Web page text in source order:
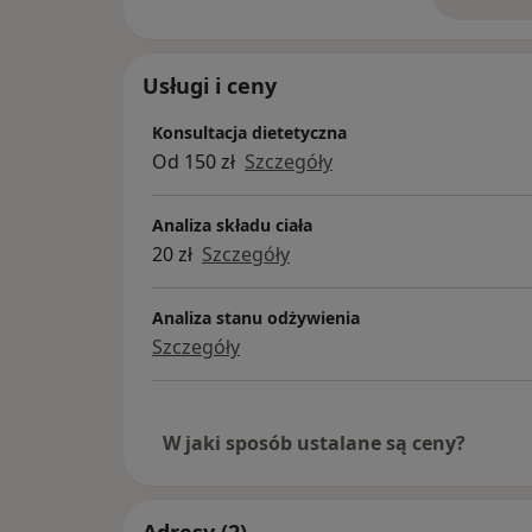
Usługi i ceny
Konsultacja dietetyczna
Od 150 zł Szczegóły
Analiza składu ciała
20 zł Szczegóły
Analiza stanu odżywienia
Szczegóły
W jaki sposób ustalane są ceny?